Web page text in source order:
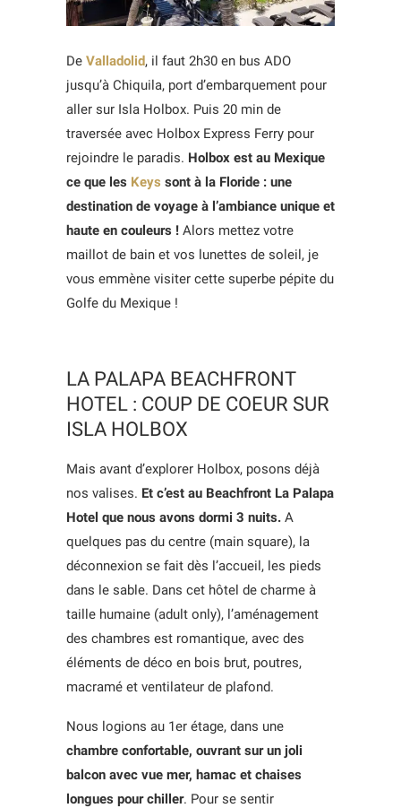
De Valladolid, il faut 2h30 en bus ADO
jusqu’à Chiquila, port d’embarquement pour
aller sur Isla Holbox. Puis 20 min de
traversée avec Holbox Express Ferry pour
rejoindre le paradis. Holbox est au Mexique
ce que les Keys sont à la Floride : une
destination de voyage à l’ambiance unique et
haute en couleurs ! Alors mettez votre
maillot de bain et vos lunettes de soleil, je
vous emmène visiter cette superbe pépite du
Golfe du Mexique !
LA PALAPA BEACHFRONT
HOTEL : COUP DE COEUR SUR
ISLA HOLBOX
Mais avant d’explorer Holbox, posons déjà
nos valises. Et c’est au Beachfront La Palapa
Hotel que nous avons dormi 3 nuits. A
quelques pas du centre (main square), la
déconnexion se fait dès l’accueil, les pieds
dans le sable. Dans cet hôtel de charme à
taille humaine (adult only), l’aménagement
des chambres est romantique, avec des
éléments de déco en bois brut, poutres,
macramé et ventilateur de plafond.
Nous logions au 1er étage, dans une
chambre confortable, ouvrant sur un joli
balcon avec vue mer, hamac et chaises
longues pour chiller. Pour se sentir